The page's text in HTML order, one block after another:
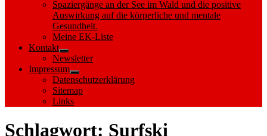
Spaziergänge an der See im Wald und die positive
Auswirkung auf die körperliche und mentale
Gesundheit.
Meine EK-Liste
Kontakt
Show
sub
menu
Newsletter
Impressum
Show
sub
menu
Datenschutzerklärung
Sitemap
Links
Schlagwort: Surfski